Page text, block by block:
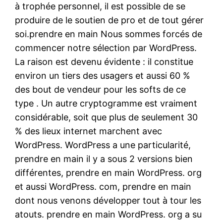
à trophée personnel, il est possible de se
produire de le soutien de pro et de tout gérer
soi.prendre en main Nous sommes forcés de
commencer notre sélection par WordPress.
La raison est devenu évidente : il constitue
environ un tiers des usagers et aussi 60 %
des bout de vendeur pour les softs de ce
type . Un autre cryptogramme est vraiment
considérable, soit que plus de seulement 30
% des lieux internet marchent avec
WordPress. WordPress a une particularité,
prendre en main il y a sous 2 versions bien
différentes, prendre en main WordPress. org
et aussi WordPress. com, prendre en main
dont nous venons développer tout à tour les
atouts. prendre en main WordPress. org a su